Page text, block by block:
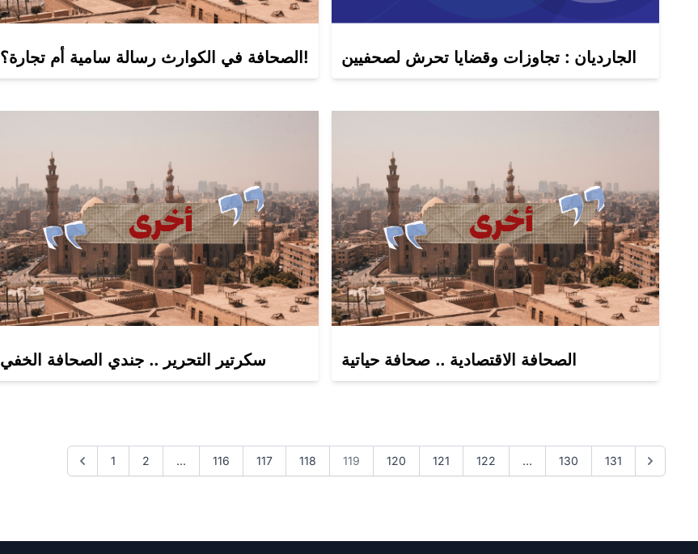
الصحافة في الكوارث رسالة سامية أم تجارة؟! الجارديان : تجاوزات وقضايا تحرش لصحفيين
سكرتير التحرير .. جندي الصحافة الخفي الصحافة الاقتصادية .. صحافة حياتية
1 2 ... 116 117 118 119 120 121 122 ... 130 131